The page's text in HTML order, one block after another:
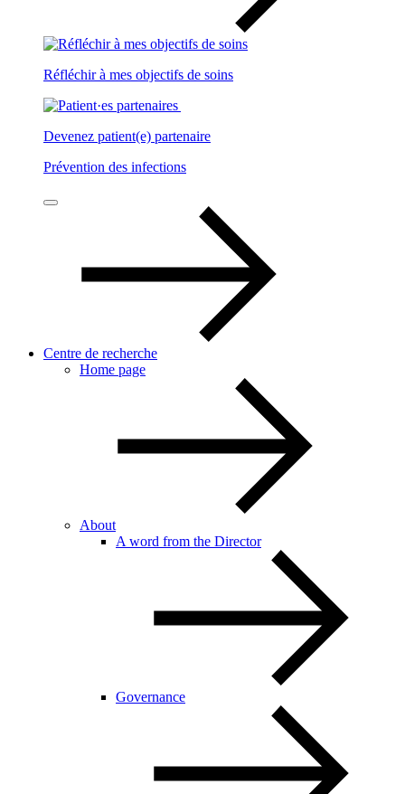
Réfléchir à mes objectifs de soins
Devenez patient(e) partenaire
Prévention des infections
Centre de recherche
Home page
About
A word from the Director
Governance